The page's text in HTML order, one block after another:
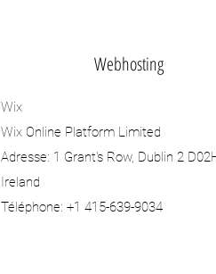
Webhosting
Wix
Wix Online Platform Limited
Adresse: 1 Grant's Row, Dublin 2
Ireland
Téléphone: +1 415-639-9034